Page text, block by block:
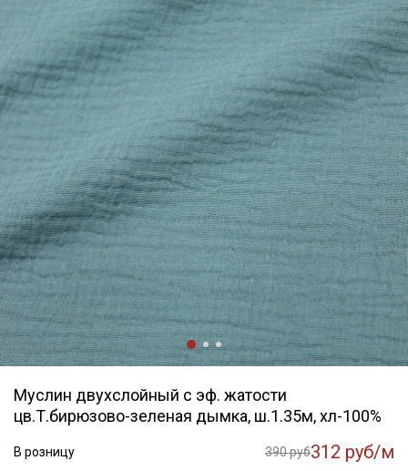
Муслин двухслойный с эф. жатости
цв.Т.бирюзово-зеленая дымка, ш.1.35м, хл-100%
В розницу 390 руб312 руб/м